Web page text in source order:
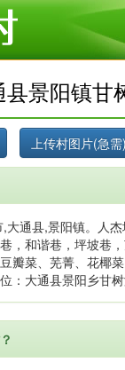
景阳镇甘
大通县,景阳镇。人
，和谐巷，坪坡巷
瓣菜、芜菁、花椰
：大通县景阳乡甘